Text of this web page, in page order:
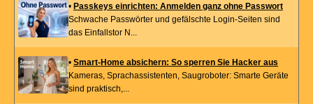
• Passkeys einrichten: Anmelden ganz ohne Passwort
Schwache Passwörter und gefälschte Login-Seiten sind
das Einfallstor N...
• Smart-Home absichern: So sperren Sie Hacker aus
Kameras, Sprachassistenten, Saugroboter: Smarte Geräte
sind praktisch,...